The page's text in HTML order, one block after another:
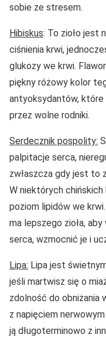
sobie ze stresem.
Hibiskus: To zioło jest
ciśnienia krwi,
glukozy we krwi.
piękny różowy kolor
antyoksydantów, które
przez wolne rodniki.
Serdecznik pospolity:
palpitacje serca,
zwłaszcza gdy jest to
W niektórych chińskich
poziom lipidów we
ma lepszego zioła,
serca, wzmocnić je i
Lipa: Lipa jest
jeśli martwisz się o
zdolność do obniżania
z napięciem
ją długoterminowo z